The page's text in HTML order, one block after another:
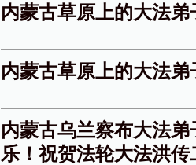
内蒙古草原上的大法
内蒙古草原上的大法
内蒙古乌兰察布大法
乐！祝贺法轮大法洪